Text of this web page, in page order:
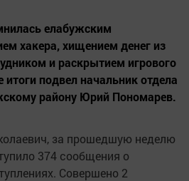
елабужским
хакера, хищением денег из
и раскрытием игрового
подвел начальник отдела
району Юрий Пономарев.
за прошедшую неделю
374 сообщения о
Совершено 2